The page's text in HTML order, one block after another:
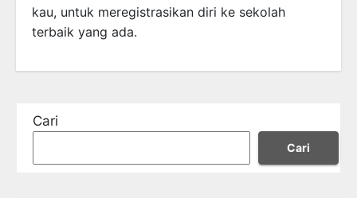
kau, untuk meregistrasikan diri ke sekolah
terbaik yang ada.
Cari
Cari